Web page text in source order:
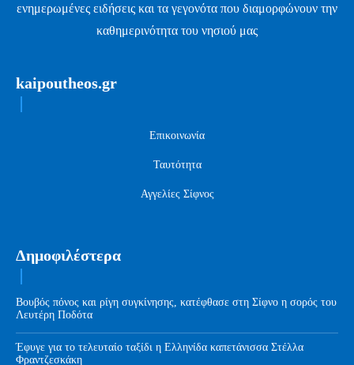
ενημερωμένες ειδήσεις και τα γεγονότα που διαμορφώνουν την
καθημερινότητα του νησιού μας
kaipoutheos.gr
Επικοινωνία
Ταυτότητα
Αγγελίες Σίφνος
Δημοφιλέστερα
Βουβός πόνος και ρίγη συγκίνησης, κατέφθασε στη Σίφνο η σορός του
Λευτέρη Ποδότα
Έφυγε για το τελευταίο ταξίδι η Ελληνίδα καπετάνισσα Στέλλα
Φραντζεσκάκη